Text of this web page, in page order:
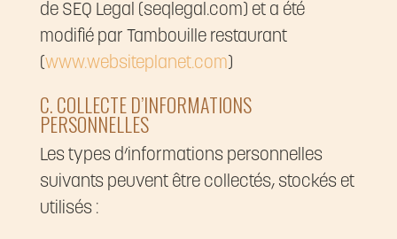
de SEQ Legal (seqlegal.com) et a été
modifié par Tambouille restaurant
(www.websiteplanet.com)
C. COLLECTE D’INFORMATIONS
PERSONNELLES
Les types d’informations personnelles
suivants peuvent être collectés, stockés et
utilisés :